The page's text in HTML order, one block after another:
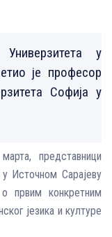
у
је професор
Софија у
представници
Источном Сарајеву
првим конкретним
језика и културе